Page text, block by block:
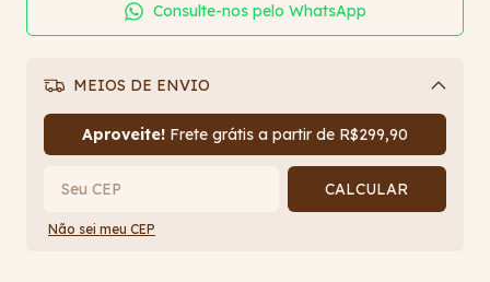
Consulte-nos pelo WhatsApp
MEIOS DE ENVIO
Aproveite! Frete grátis a partir de R$299,90
CALCULAR
Não sei meu CEP